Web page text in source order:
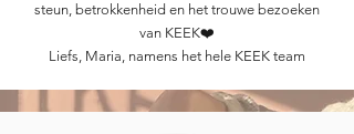
steun, betrokkenheid en het trouwe bezoeken
van KEEK❤️
Liefs, Maria, namens het hele KEEK team